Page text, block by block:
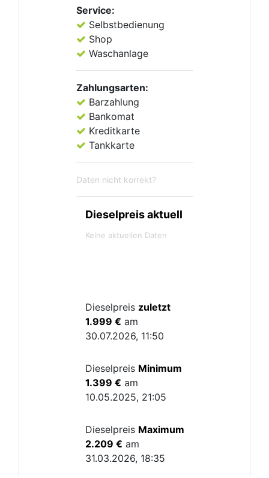
Service:
Selbstbedienung
Shop
Waschanlage
Zahlungsarten:
Barzahlung
Bankomat
Kreditkarte
Tankkarte
Daten nicht korrekt?
Dieselpreis aktuell
Keine aktuellen Daten
Dieselpreis zuletzt
1.999 € am
30.07.2026, 11:50
Dieselpreis Minimum
1.399 € am
10.05.2025, 21:05
Dieselpreis Maximum
2.209 € am
31.03.2026, 18:35